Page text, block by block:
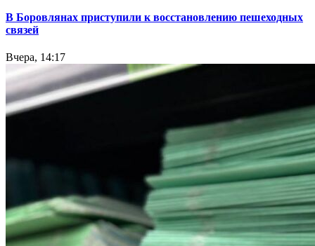
В Боровлянах приступили к восстановлению пешеходных
связей
Вчера, 14:17